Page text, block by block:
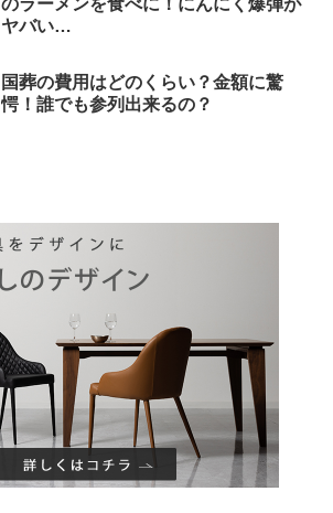
ヤバい…
国葬の費用はどのくらい？金額に驚
愕！誰でも参列出来るの？